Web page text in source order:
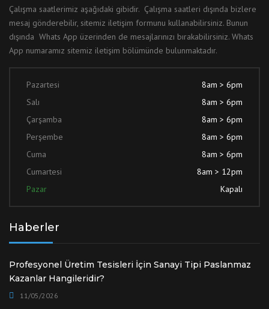
Çalışma saatlerimiz aşağıdaki gibidir. Çalışma saatleri dışında bizlere
mesaj gönderebilir, sitemiz iletişim formunu kullanabilirsiniz. Bunun
dışında Whats App üzerinden de mesajlarınızı bırakabilirsiniz. Whats
App numaramız sitemiz iletişim bölümünde bulunmaktadır.
Pazartesi
8am > 6pm
Salı
8am > 6pm
Çarşamba
8am > 6pm
Perşembe
8am > 6pm
Cuma
8am > 6pm
Cumartesi
8am > 12pm
Pazar
Kapalı
Haberler
Profesyonel Üretim Tesisleri İçin Sanayi Tipi Paslanmaz
Kazanlar Hangileridir?
11/05/2026